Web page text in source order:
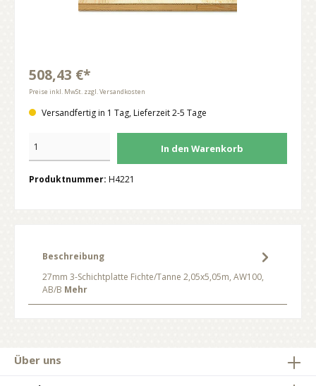
508,43 €*
Preise inkl. MwSt. zzgl. Versandkosten
Versandfertig in 1 Tag, Lieferzeit 2-5 Tage
In den Warenkorb
Produktnummer: H4221
Beschreibung
27mm 3-Schichtplatte Fichte/Tanne 2,05x5,05m, AW100,
AB/B Mehr
Über uns